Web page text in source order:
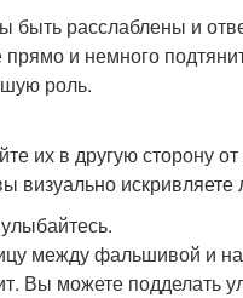
быть расслаблены и
прямо и немного
роль.
их в другую сторону
визуально искривляете
между фальшивой и
Вы можете подделать